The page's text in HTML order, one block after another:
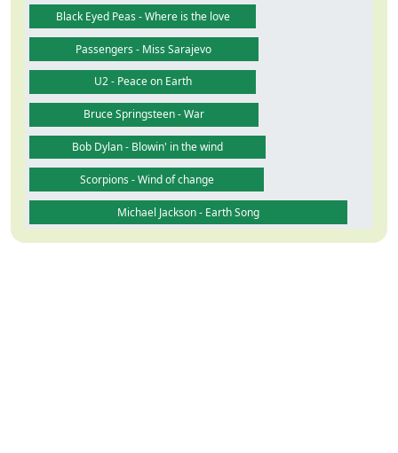
Black Eyed Peas - Where is the love
Passengers - Miss Sarajevo
U2 - Peace on Earth
Bruce Springsteen - War
Bob Dylan - Blowin' in the wind
Scorpions - Wind of change
Michael Jackson - Earth Song